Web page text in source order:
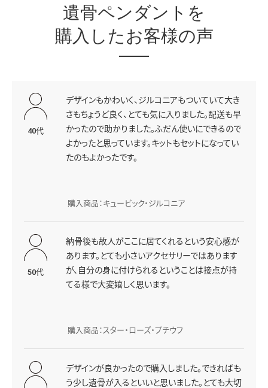
遺骨ペンダントを
購入したお客様の声
40代
デザインもかわいく、ジルコニアもついていて大き
さもちょうど良く、とても気に入りました。配送も早
かったので助かりました。ふだん使いにできるので
よかったと思っています。キットもセットになってい
たのもよかったです。
購入商品：キュービック・ジルコニア
50代
納骨後も故人がここに居てくれるという安心感が
あります。とても小さいアクセサリーではあります
が、自分の身に付けられるということは接点が持
てる様で大変嬉しく思います。
購入商品：スター・ローズ・プチウフ
デザインが良かったので購入しました。できればも
う少し遺骨が入るといいと思いました。とても大切